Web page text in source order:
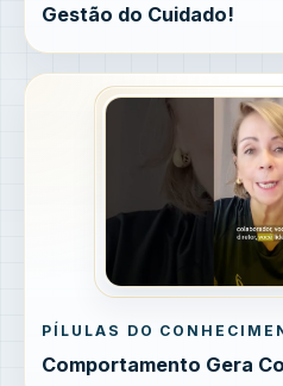
Gestão do Cuidado!
PÍLULAS DO
Comportamento Gera